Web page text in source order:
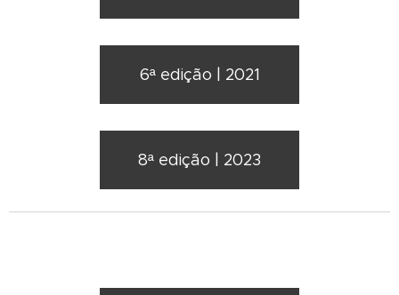
6ª edição | 2021
8ª edição | 2023